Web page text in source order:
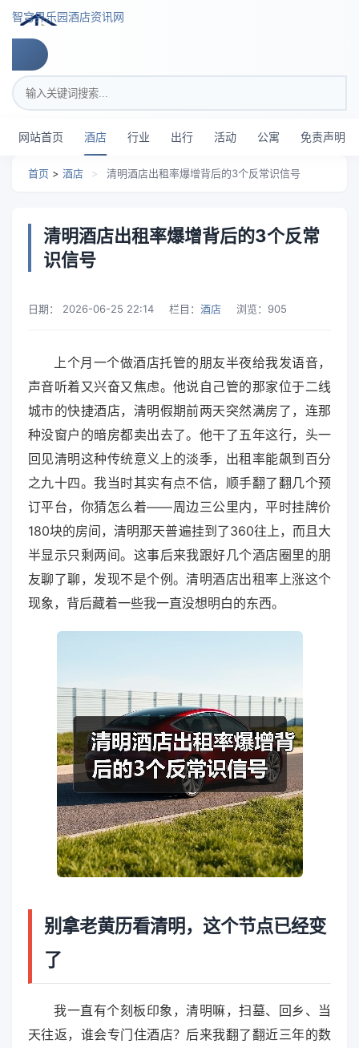
智穹界乐园酒店资讯网
搜索关键词
网站首页 酒店 行业 出行 活动 公寓 免责声明
首页 > 酒店 > 清明酒店出租率爆增背后的3个反常识信号
清明酒店出租率爆增背后的3个反常
识信号
日期： 2026-06-25 22:14 栏目： 酒店 浏览： 905
上个月一个做酒店托管的朋友半夜给我发语音，
声音听着又兴奋又焦虑。他说自己管的那家位于二线
城市的快捷酒店，清明假期前两天突然满房了，连那
种没窗户的暗房都卖出去了。他干了五年这行，头一
回见清明这种传统意义上的淡季，出租率能飙到百分
之九十四。我当时其实有点不信，顺手翻了翻几个预
订平台，你猜怎么着——周边三公里内，平时挂牌价
180块的房间，清明那天普遍挂到了360往上，而且大
半显示只剩两间。这事后来我跟好几个酒店圈里的朋
友聊了聊，发现不是个例。清明酒店出租率上涨这个
现象，背后藏着一些我一直没想明白的东西。
别拿老黄历看清明，这个节点已经变
了
我一直有个刻板印象，清明嘛，扫墓、回乡、当
天往返，谁会专门住酒店？后来我翻了翻近三年的数